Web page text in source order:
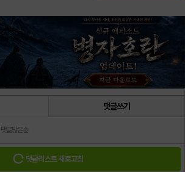
댓글쓰기
댓글많은순
댓글리스트 새로고침